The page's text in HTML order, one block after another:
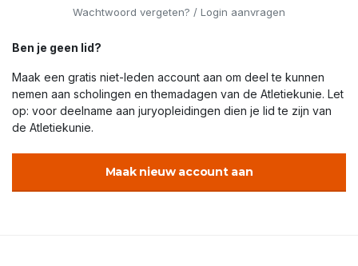
Wachtwoord vergeten? / Login aanvragen
Ben je geen lid?
Maak een gratis niet-leden account aan om deel te kunnen
nemen aan scholingen en themadagen van de Atletiekunie. Let
op: voor deelname aan juryopleidingen dien je lid te zijn van
de Atletiekunie.
Maak nieuw account aan